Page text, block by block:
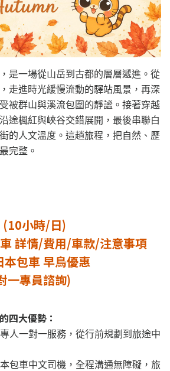
是一場從山岳到古都的層層遞進。從
走進時光緩慢流動的驛站風景，再深
被群山與溪流包圍的靜謐。接著穿越
途楓紅與峽谷交錯展開，最後串聯白
的人文溫度。這趟旅程，把自然、歷
完整。
(10小時/日)
詳情/費用/車款/注意事項
包車 早鳥優惠
一專員諮詢)
四大優勢：
人一對一服務，從行前規劃到旅途中
包車中文司機，全程溝通無障礙，旅